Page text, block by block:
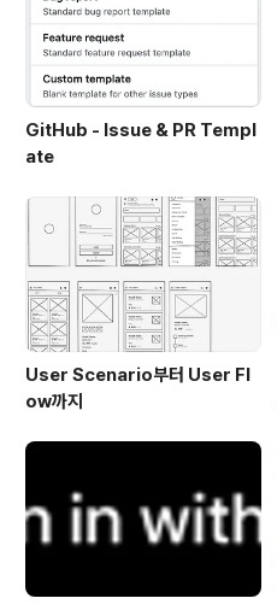
GitHub - Issue & PR Templ
ate
User Scenario부터 User Fl
ow까지